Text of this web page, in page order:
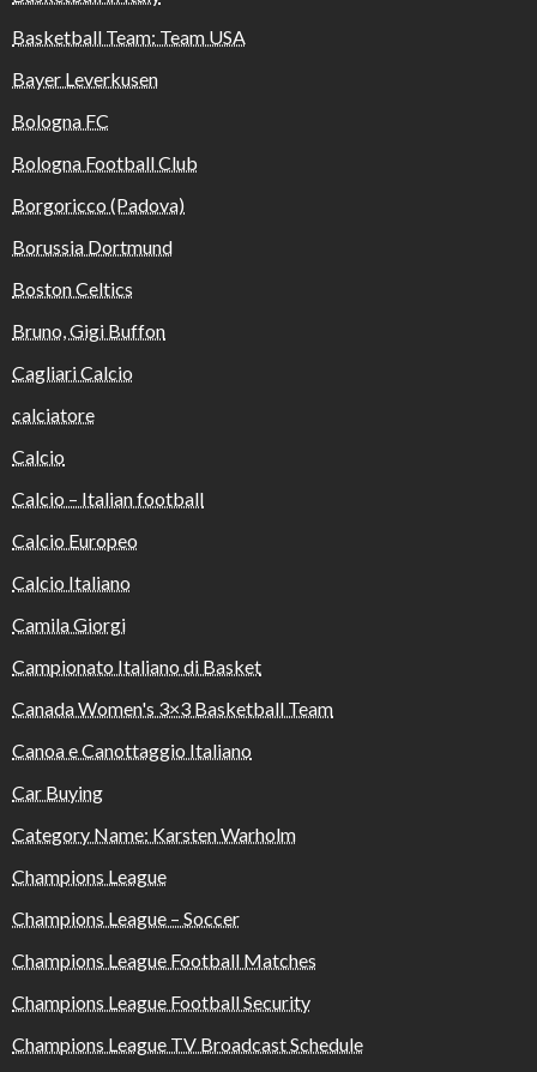
Basketball Team: Team USA
Bayer Leverkusen
Bologna FC
Bologna Football Club
Borgoricco (Padova)
Borussia Dortmund
Boston Celtics
Bruno, Gigi Buffon
Cagliari Calcio
calciatore
Calcio
Calcio – Italian football
Calcio Europeo
Calcio Italiano
Camila Giorgi
Campionato Italiano di Basket
Canada Women's 3×3 Basketball Team
Canoa e Canottaggio Italiano
Car Buying
Category Name: Karsten Warholm
Champions League
Champions League – Soccer
Champions League Football Matches
Champions League Football Security
Champions League TV Broadcast Schedule